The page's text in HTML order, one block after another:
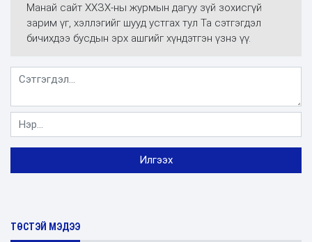
Манай сайт ХХЗХ-ны журмын дагуу зүй зохисгүй
зарим үг, хэллэгийг шууд устгах тул Та сэтгэгдэл
бичихдээ бусдын эрх ашгийг хүндэтгэн үзнэ үү.
ТӨСТЭЙ МЭДЭЭ